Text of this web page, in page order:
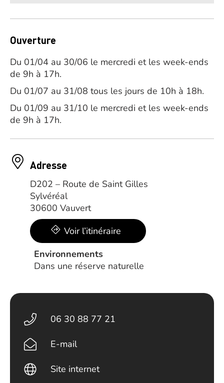
Ouverture
Du 01/04 au 30/06 le mercredi et les week-ends
de 9h à 17h.
Du 01/07 au 31/08 tous les jours de 10h à 18h.
Du 01/09 au 31/10 le mercredi et les week-ends
de 9h à 17h.
Adresse
D202 – Route de Saint Gilles
Sylvéréal
30600 Vauvert
Voir l’itinéraire
Environnements
Dans une réserve naturelle
06 30 88 77 21
E-mail
Site internet